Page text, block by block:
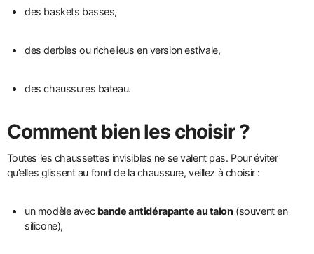
des baskets basses,
des derbies ou richelieus en version estivale,
des chaussures bateau.
Comment bien les choisir ?
Toutes les chaussettes invisibles ne se valent pas. Pour éviter
qu’elles glissent au fond de la chaussure, veillez à choisir :
un modèle avec bande antidérapante au talon (souvent en
silicone),